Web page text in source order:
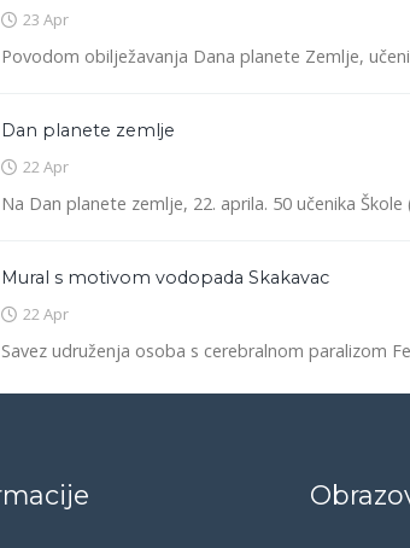
23 Apr
Povodom obilježavanja Dana planete Zemlje,
Dan planete zemlje
22 Apr
Na Dan planete zemlje, 22. aprila. 50 učenika
Mural s motivom vodopada Skakavac
22 Apr
Savez udruženja osoba s cerebralnom paralizom